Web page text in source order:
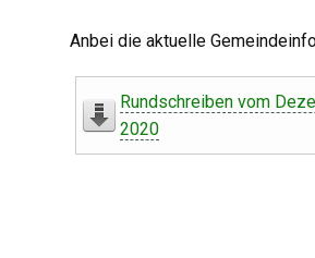
Anbei die aktuelle
Rundschreiben vom
2020